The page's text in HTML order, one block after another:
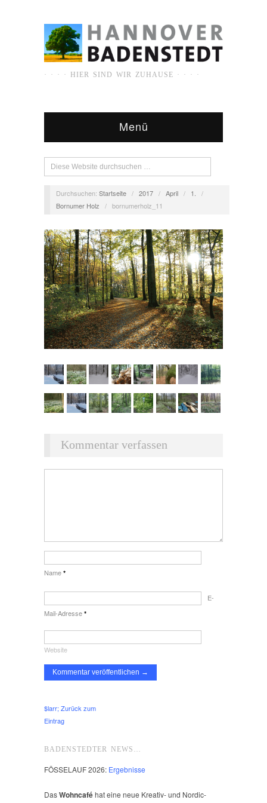
· · · · HIER SIND WIR ZUHAUSE · · · ·
Menü
Durchsuchen: Startseite / 2017 / April / 1.
/
Bornumer Holz
/ bornumerholz_11
Kommentar verfassen
Name *
E-
Mail-Adresse *
Website
$larr; Zurück zum
Eintrag
BADENSTEDTER NEWS…
FÖSSELAUF 2026: Ergebnisse
DasWohncaféhat eine neue Kreativ- und Nordic-